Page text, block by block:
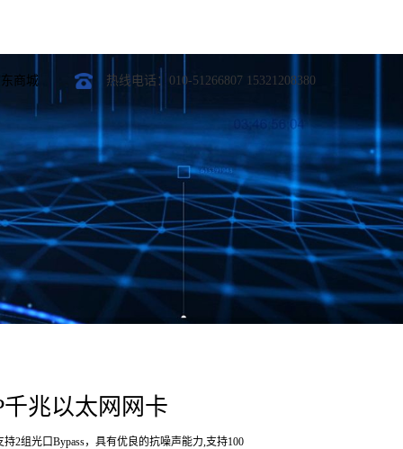
定制开发
模块
块
块
商城 热线电话：010-51266807 15321208380
千兆以太网网卡
2组光口Bypass，具有优良的抗噪声能力,支持100